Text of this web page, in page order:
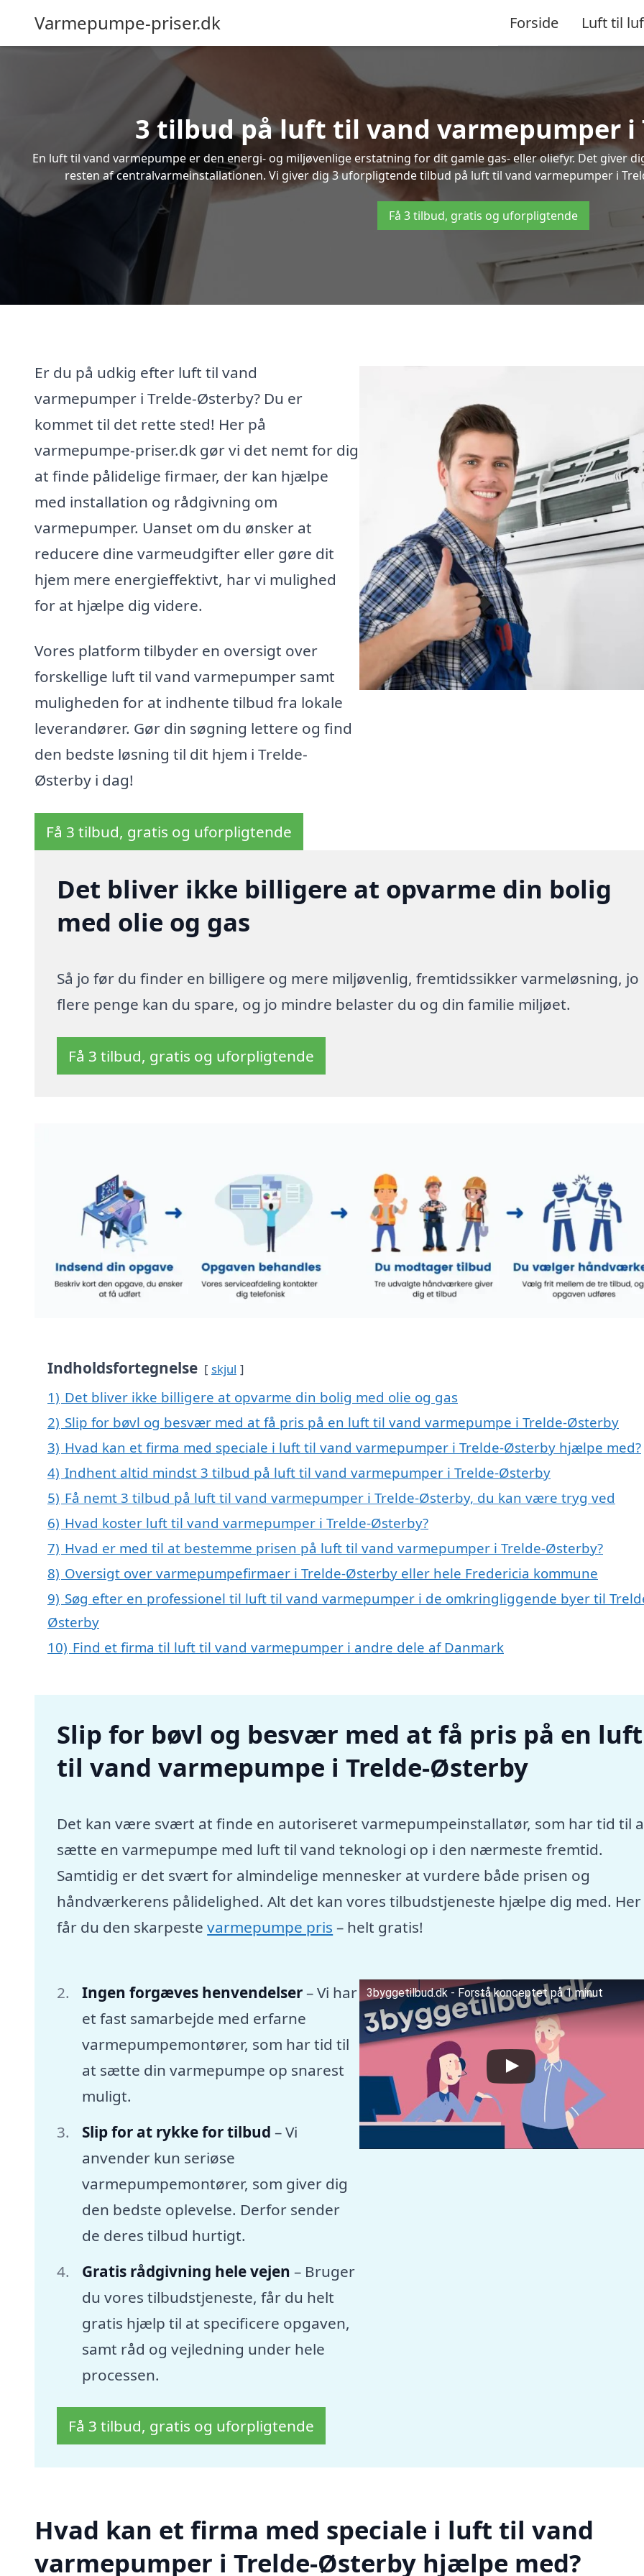
Varmepumpe-priser.dk Forside Luft til
3 tilbud på luft til vand varmepumper i
En luft til vand varmepumpe er den energi- og miljøvenlige erstatning for dit gamle gas- eller oliefyr. Det giver
resten af centralvarmeinstallationen. Vi giver dig 3 uforpligtende tilbud på luft til vand varmepumper i
Få 3 tilbud, gratis og uforpligtende
Er du på udkig efter luft til vand
varmepumper i Trelde-Østerby? Du er
kommet til det rette sted! Her på
varmepumpe-priser.dk gør vi det nemt for dig
at finde pålidelige firmaer, der kan hjælpe
med installation og rådgivning om
varmepumper. Uanset om du ønsker at
reducere dine varmeudgifter eller gøre dit
hjem mere energieffektivt, har vi mulighed
for at hjælpe dig videre.
Vores platform tilbyder en oversigt over
forskellige luft til vand varmepumper samt
muligheden for at indhente tilbud fra lokale
leverandører. Gør din søgning lettere og find
den bedste løsning til dit hjem i Trelde-
Østerby i dag!
Få 3 tilbud, gratis og uforpligtende
Det bliver ikke billigere at opvarme din bolig
med olie og gas
Så jo før du finder en billigere og mere miljøvenlig, fremtidssikker varmeløsning, jo
flere penge kan du spare, og jo mindre belaster du og din familie miljøet.
Få 3 tilbud, gratis og uforpligtende
Indholdsfortegnelse skjul
1) Det bliver ikke billigere at opvarme din bolig med olie og gas
2) Slip for bøvl og besvær med at få pris på en luft til vand varmepumpe i Trelde-Østerby
3) Hvad kan et firma med speciale i luft til vand varmepumper i Trelde-Østerby hjælpe med?
4) Indhent altid mindst 3 tilbud på luft til vand varmepumper i Trelde-Østerby
5) Få nemt 3 tilbud på luft til vand varmepumper i Trelde-Østerby, du kan være tryg ved
6) Hvad koster luft til vand varmepumper i Trelde-Østerby?
7) Hvad er med til at bestemme prisen på luft til vand varmepumper i Trelde-Østerby?
8) Oversigt over varmepumpefirmaer i Trelde-Østerby eller hele Fredericia kommune
9) Søg efter en professionel til luft til vand varmepumper i de omkringliggende byer til
Østerby
10) Find et firma til luft til vand varmepumper i andre dele af Danmark
Slip for bøvl og besvær med at få pris på en luft
til vand varmepumpe i Trelde-Østerby
Det kan være svært at finde en autoriseret varmepumpeinstallatør, som har tid til
sætte en varmepumpe med luft til vand teknologi op i den nærmeste fremtid.
Samtidig er det svært for almindelige mennesker at vurdere både prisen og
håndværkerens pålidelighed. Alt det kan vores tilbudstjeneste hjælpe dig med. Her
får du den skarpestevarmepumpe pris – helt gratis!
Ingen forgæves henvendelser– Vi har
et fast samarbejde med erfarne
varmepumpemontører, som har tid til
at sætte din varmepumpe op snarest
muligt.
Slip for at rykke for tilbud – Vi
anvender kun seriøse
varmepumpemontører, som giver dig
den bedste oplevelse. Derfor sender
de deres tilbud hurtigt.
Gratis rådgivning hele vejen – Bruger
du vores tilbudstjeneste, får du helt
gratis hjælp til at specificere opgaven,
samt råd og vejledning under hele
processen.
3byggetilbud.dk - Forstå konceptet på 1 minut
Få 3 tilbud, gratis og uforpligtende
Hvad kan et firma med speciale i luft til vand
varmepumper i Trelde-Østerby hjælpe med?